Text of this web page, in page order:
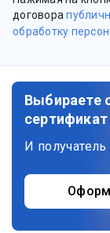
договора
обработку
Выбираете
сертификат
И